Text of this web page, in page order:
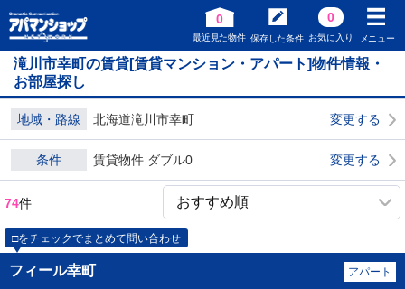
0
最近見た物件 保存した条件
0
お気に入り メニュー
滝川市幸町の賃貸[賃貸マンション・アパート]物件情報・
お部屋探し
地域・路線 北海道滝川市幸町 変更する
条件 賃貸物件 ダブル0 変更する
74件
□をチェックでまとめて問い合わせ
フィール幸町 アパート